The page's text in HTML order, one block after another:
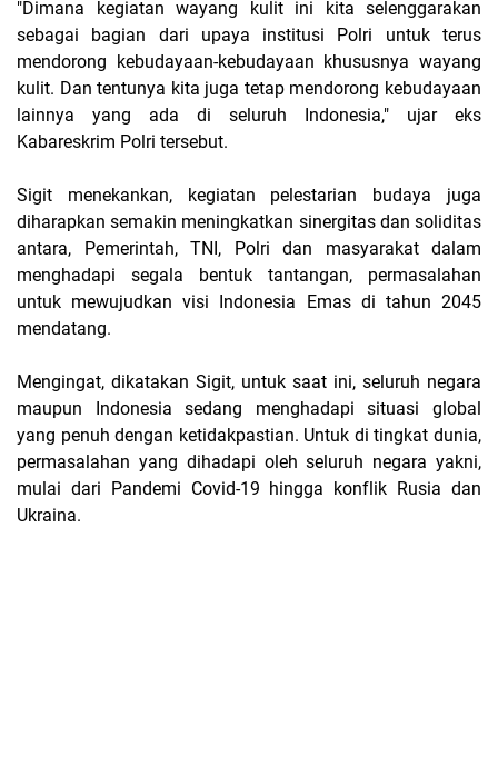
"Dimana kegiatan wayang kulit ini kita selenggarakan
sebagai bagian dari upaya institusi Polri untuk terus
mendorong kebudayaan-kebudayaan khususnya wayang
kulit. Dan tentunya kita juga tetap mendorong kebudayaan
lainnya yang ada di seluruh Indonesia," ujar eks
Kabareskrim Polri tersebut.
Sigit menekankan, kegiatan pelestarian budaya juga
diharapkan semakin meningkatkan sinergitas dan soliditas
antara, Pemerintah, TNI, Polri dan masyarakat dalam
menghadapi segala bentuk tantangan, permasalahan
untuk mewujudkan visi Indonesia Emas di tahun 2045
mendatang.
Mengingat, dikatakan Sigit, untuk saat ini, seluruh negara
maupun Indonesia sedang menghadapi situasi global
yang penuh dengan ketidakpastian. Untuk di tingkat dunia,
permasalahan yang dihadapi oleh seluruh negara yakni,
mulai dari Pandemi Covid-19 hingga konflik Rusia dan
Ukraina.